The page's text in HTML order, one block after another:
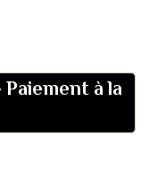
Paiement à la